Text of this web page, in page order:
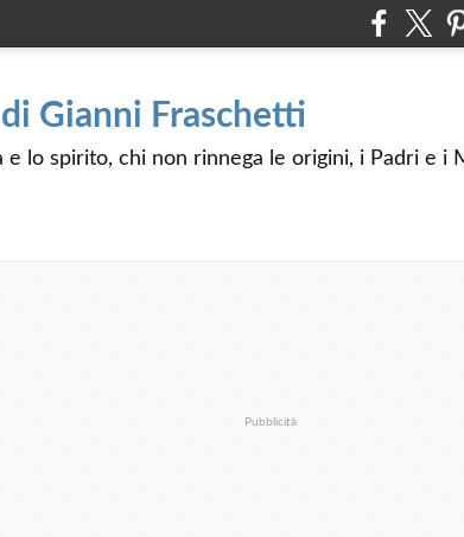
Gianni Fraschetti
e lo spirito, chi non rinnega le origini, i Padri e i
Pubblicità